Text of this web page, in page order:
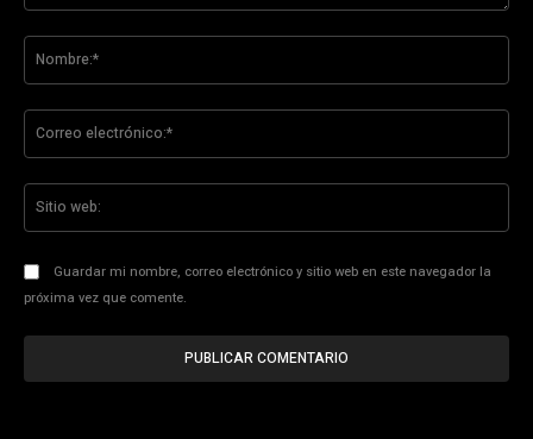
Guardar mi nombre, correo electrónico y sitio web en este navegador la
próxima vez que comente.